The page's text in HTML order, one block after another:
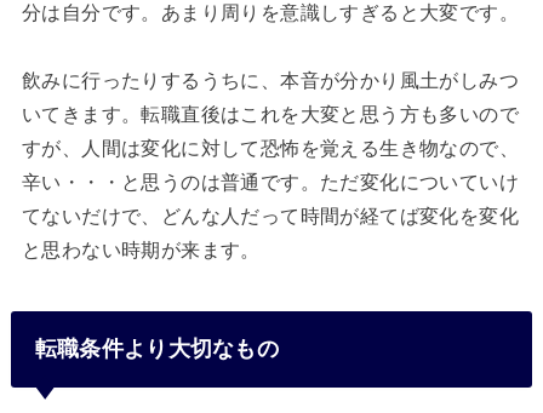
分は自分です。あまり周りを意識しすぎると大変です。
飲みに行ったりするうちに、本音が分かり風土がしみつ
いてきます。転職直後はこれを大変と思う方も多いので
すが、人間は変化に対して恐怖を覚える生き物なので、
辛い・・・と思うのは普通です。ただ変化についていけ
てないだけで、どんな人だって時間が経てば変化を変化
と思わない時期が来ます。
転職条件より大切なもの